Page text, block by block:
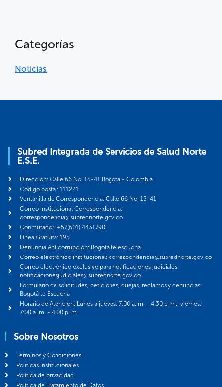
Categorías
Noticias
Subred Integrada de Servicios de Salud Norte
E.S.E.
Dirección: Calle 66 No. 15-41 Bogotá - Colombia
Código postal: 111221
Ventanilla de Correspondencia: Calle 66 No. 15-41
Correo institucional Correspondencia:
correspondencia@subrednorte.gov.co
Conmutador: +57(601) 4431790
Línea Gratuita: 195
Denuncia Anticorrupción: Bogotá te escucha
Correo electrónico institucional: correspondencia@subrednorte.gov.co
Correo electrónico exclusivo para notificaciones judiciales:
notificacionesjudiciales@subrednorte.gov.co
Formulario de solicitudes, peticiones, quejas, reclamos y denuncias:
Bogotá te Escucha
Horario de Atención: Lunes a jueves: 7:00 a. m. - 4:30 p. m.; viernes:
7:00 a. m. - 4:00 p. m.
Sobre Nosotros
Términos y Condiciones
Politicas Institucionales
Política de privacidad
Política de Tratamiento de Datos